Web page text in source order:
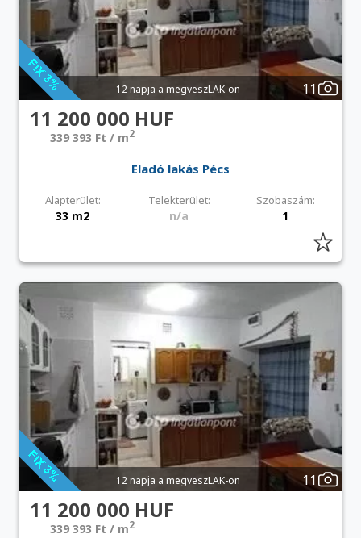
12 napja a megveszLAK-on 11
11 200 000 HUF
339 393 Ft / m2
Eladó lakás Pécs
Alapterület: Telekterület: Szobaszám:
33 m2 n/a 1
12 napja a megveszLAK-on 11
11 200 000 HUF
339 393 Ft / m2